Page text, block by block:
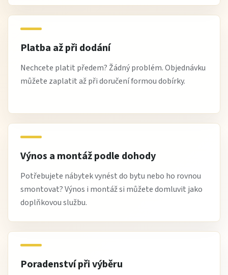
Platba až při dodání
Nechcete platit předem? Žádný problém. Objednávku
můžete zaplatit až při doručení formou dobírky.
Výnos a montáž podle dohody
Potřebujete nábytek vynést do bytu nebo ho rovnou
smontovat? Výnos i montáž si můžete domluvit jako
doplňkovou službu.
Poradenství při výběru